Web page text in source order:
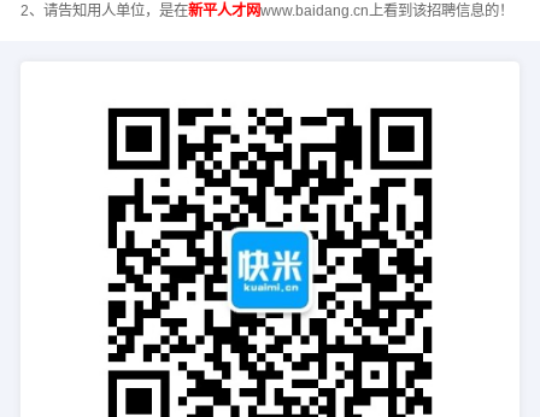
2、请告知用人单位，是在新平人才网www.baidang.cn上看到该招聘信息的！